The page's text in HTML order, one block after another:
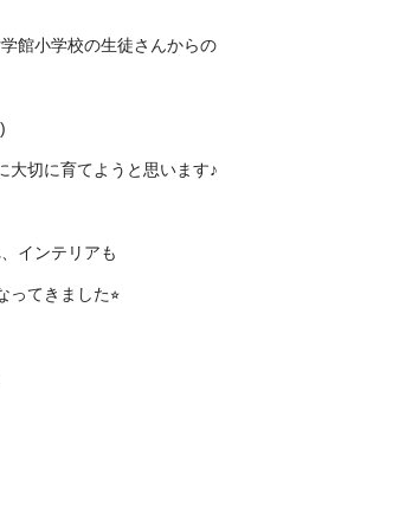
館小学校の生徒さんからの
大切に育てようと思います♪
インテリアも
ってきました⭐︎